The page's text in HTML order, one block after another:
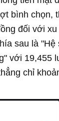
bình chọn,
đối với
sau là "Hệ
với 19,455
chỉ